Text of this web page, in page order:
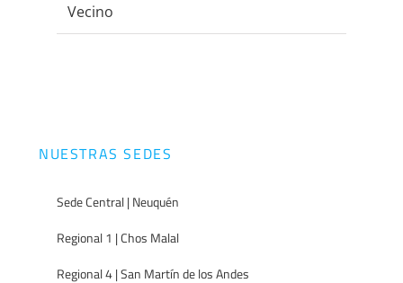
Vecino
NUESTRAS SEDES
Sede Central | Neuquén
Regional 1 | Chos Malal
Regional 4 | San Martín de los Andes